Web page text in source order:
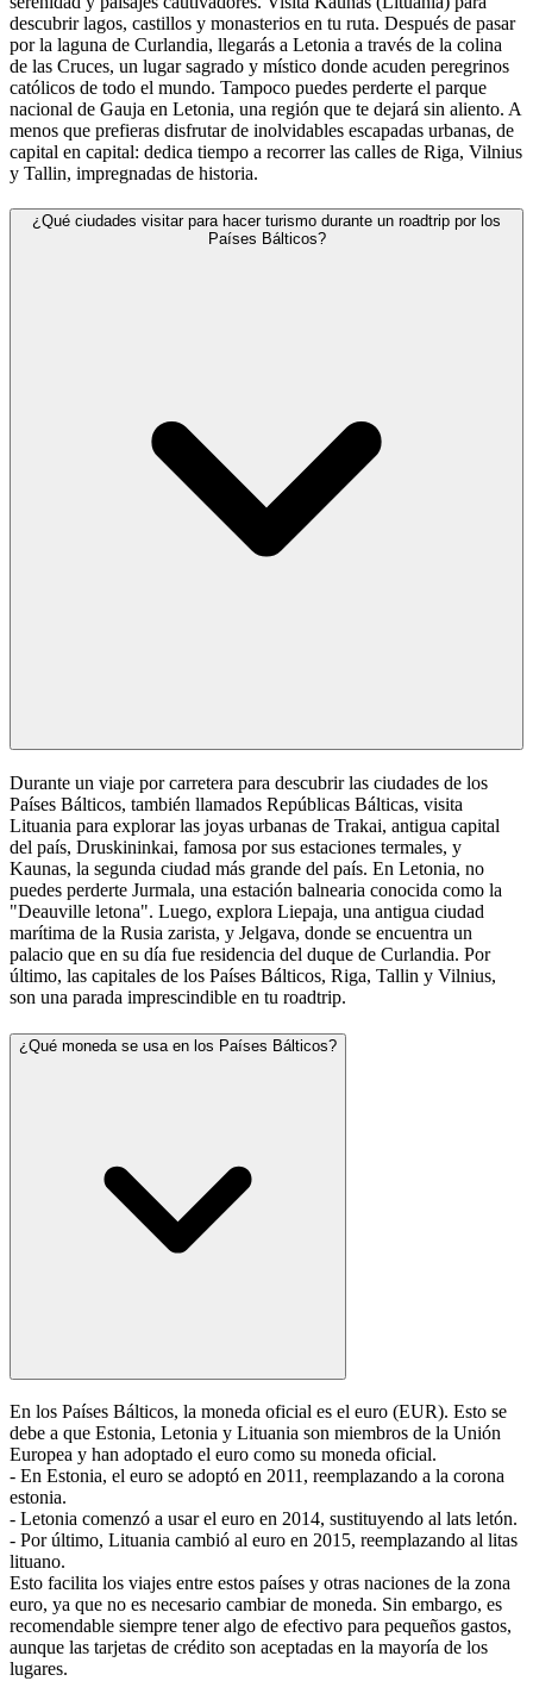
descubrir lagos, castillos y monasterios en tu ruta. Después de pasar
por la laguna de Curlandia, llegarás a Letonia a través de la colina
de las Cruces, un lugar sagrado y místico donde acuden peregrinos
católicos de todo el mundo. Tampoco puedes perderte el parque
nacional de Gauja en Letonia, una región que te dejará sin aliento. A
menos que prefieras disfrutar de inolvidables escapadas urbanas, de
capital en capital: dedica tiempo a recorrer las calles de Riga, Vilnius
y Tallin, impregnadas de historia.
¿Qué ciudades visitar para hacer turismo durante un roadtrip por los
Países Bálticos?
Durante un viaje por carretera para descubrir las ciudades de los
Países Bálticos, también llamados Repúblicas Bálticas, visita
Lituania para explorar las joyas urbanas de Trakai, antigua capital
del país, Druskininkai, famosa por sus estaciones termales, y
Kaunas, la segunda ciudad más grande del país. En Letonia, no
puedes perderte Jurmala, una estación balnearia conocida como la
"Deauville letona". Luego, explora Liepaja, una antigua ciudad
marítima de la Rusia zarista, y Jelgava, donde se encuentra un
palacio que en su día fue residencia del duque de Curlandia. Por
último, las capitales de los Países Bálticos, Riga, Tallin y Vilnius,
son una parada imprescindible en tu roadtrip.
¿Qué moneda se usa en los Países Bálticos?
En los Países Bálticos, la moneda oficial es el euro (EUR). Esto se
debe a que Estonia, Letonia y Lituania son miembros de la Unión
Europea y han adoptado el euro como su moneda oficial.
- En Estonia, el euro se adoptó en 2011, reemplazando a la corona
estonia.
- Letonia comenzó a usar el euro en 2014, sustituyendo al lats letón.
- Por último, Lituania cambió al euro en 2015, reemplazando al litas
lituano.
Esto facilita los viajes entre estos países y otras naciones de la zona
euro, ya que no es necesario cambiar de moneda. Sin embargo, es
recomendable siempre tener algo de efectivo para pequeños gastos,
aunque las tarjetas de crédito son aceptadas en la mayoría de los
lugares.